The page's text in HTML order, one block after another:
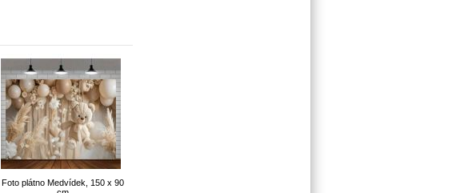
Foto plátno Medvídek, 150 x 90